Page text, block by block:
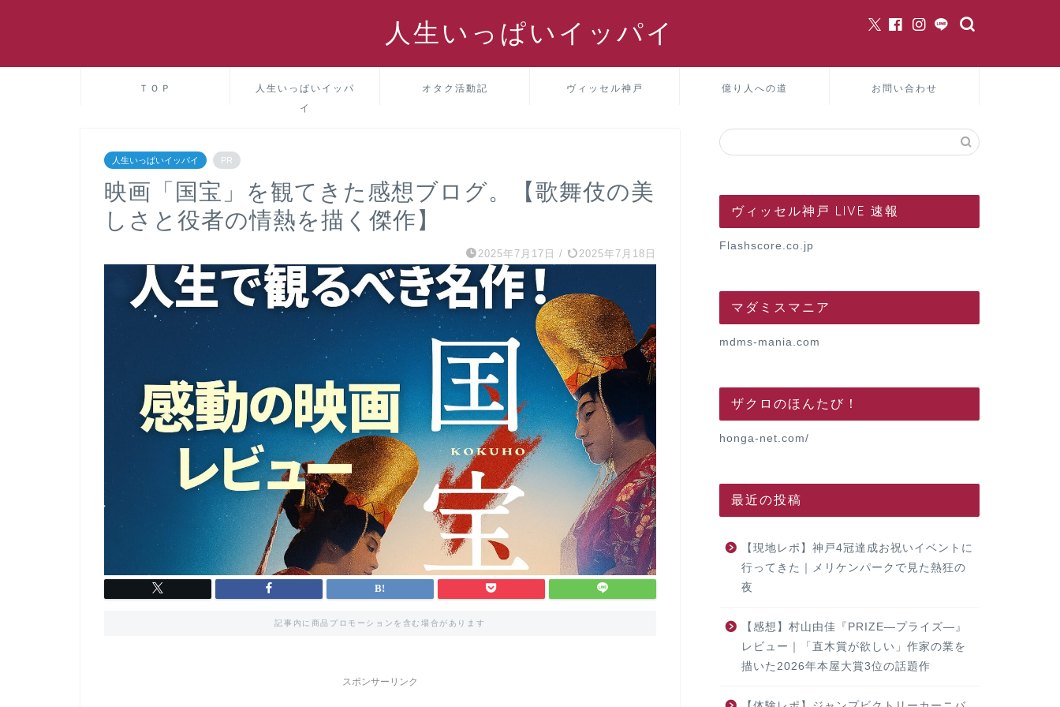
人生いっぱいイッパイ
ＴＯＰ
人生いっぱいイッパ
イ
オタク活動記 ヴィッセル神戸 億り人への道 お問い合わせ
人生いっぱいイッパイ PR
映画「国宝」を観てきた感想ブログ。【歌舞伎の美
しさと役者の情熱を描く傑作】
2025年7月17日 / 2025年7月18日
記事内に商品プロモーションを含む場合があります
スポンサーリンク
ヴィッセル神戸 LIVE 速報
Flashscore.co.jp
マダミスマニア
mdms-mania.com
ザクロのほんたび！
honga-net.com/
最近の投稿
【現地レポ】神戸4冠達成お祝いイベントに
行ってきた｜メリケンパークで見た熱狂の
夜
【感想】村山由佳『PRIZE―プライズ―』
レビュー｜「直木賞が欲しい」作家の業を
描いた2026年本屋大賞3位の話題作